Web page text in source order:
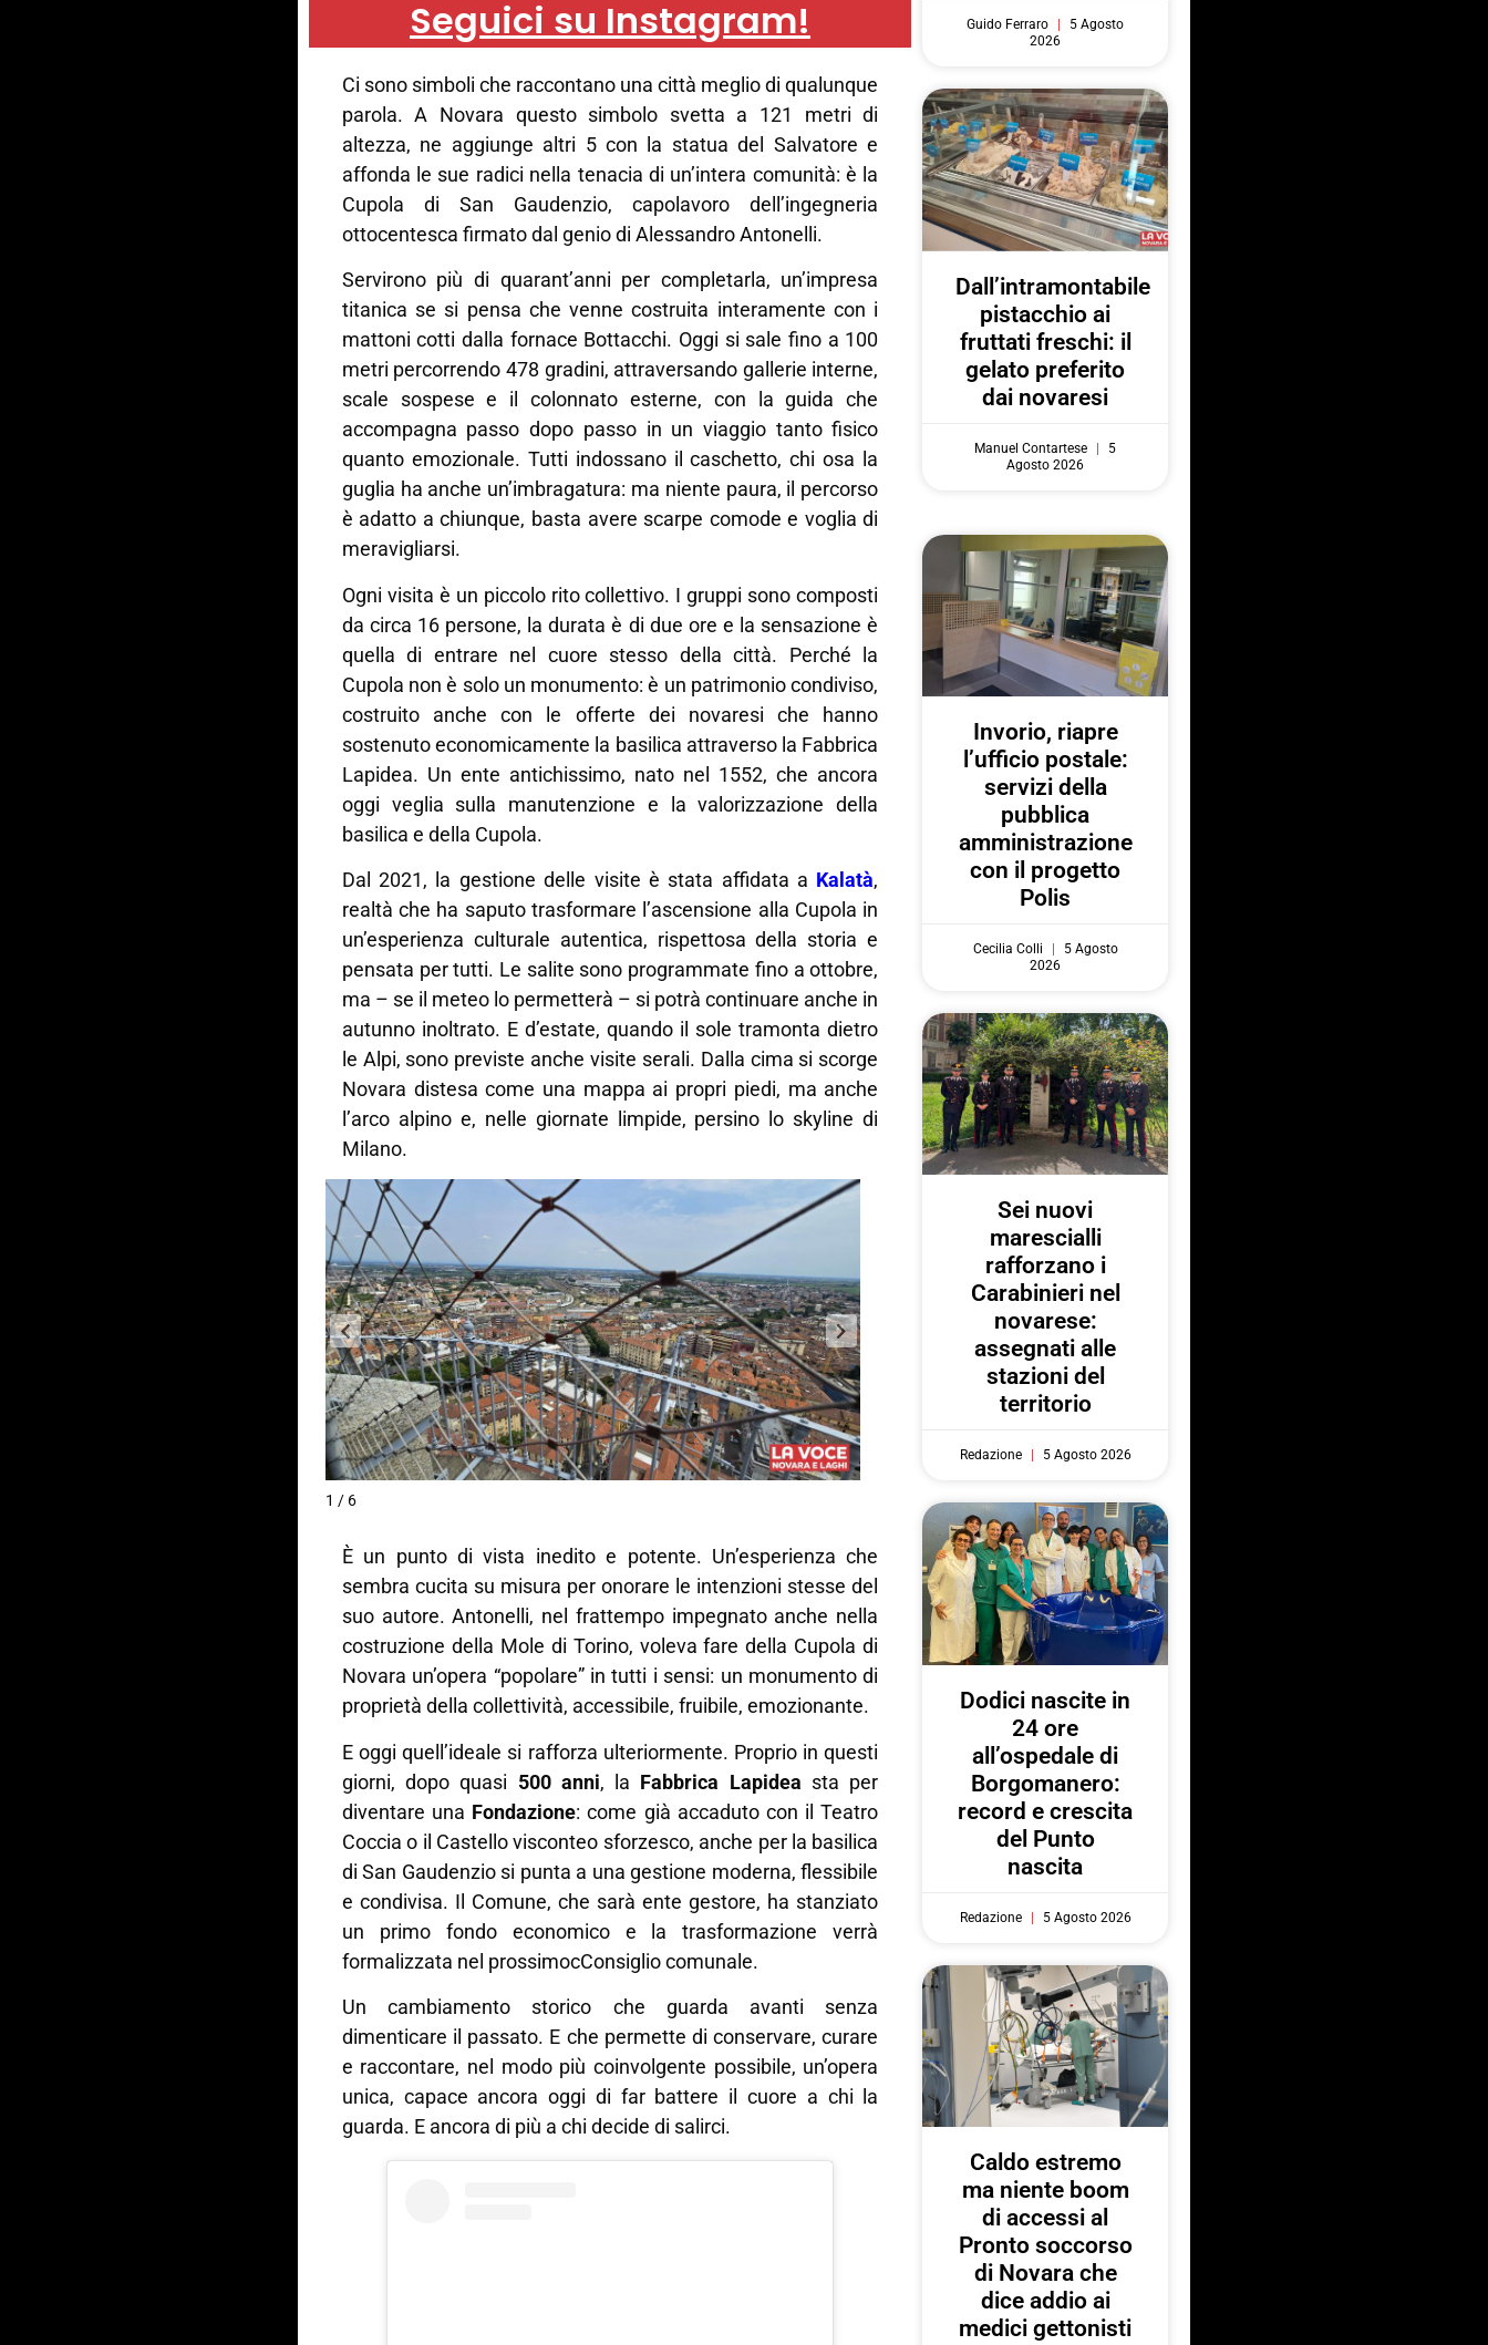
Seguici su Instagram!
Ci sono simboli che raccontano una città meglio di qualunque
parola. A Novara questo simbolo svetta a 121 metri di
altezza, ne aggiunge altri 5 con la statua del Salvatore e
affonda le sue radici nella tenacia di un’intera comunità: è la
Cupola di San Gaudenzio, capolavoro dell’ingegneria
ottocentesca firmato dal genio di Alessandro Antonelli.
Servirono più di quarant’anni per completarla, un’impresa
titanica se si pensa che venne costruita interamente con i
mattoni cotti dalla fornace Bottacchi. Oggi si sale fino a 100
metri percorrendo 478 gradini, attraversando gallerie interne,
scale sospese e il colonnato esterne, con la guida che
accompagna passo dopo passo in un viaggio tanto fisico
quanto emozionale. Tutti indossano il caschetto, chi osa la
guglia ha anche un’imbragatura: ma niente paura, il percorso
è adatto a chiunque, basta avere scarpe comode e voglia di
meravigliarsi.
Ogni visita è un piccolo rito collettivo. I gruppi sono composti
da circa 16 persone, la durata è di due ore e la sensazione è
quella di entrare nel cuore stesso della città. Perché la
Cupola non è solo un monumento: è un patrimonio condiviso,
costruito anche con le offerte dei novaresi che hanno
sostenuto economicamente la basilica attraverso la Fabbrica
Lapidea. Un ente antichissimo, nato nel 1552, che ancora
oggi veglia sulla manutenzione e la valorizzazione della
basilica e della Cupola.
Dal 2021, la gestione delle visite è stata affidata a Kalatà,
realtà che ha saputo trasformare l’ascensione alla Cupola in
un’esperienza culturale autentica, rispettosa della storia e
pensata per tutti. Le salite sono programmate fino a ottobre,
ma – se il meteo lo permetterà – si potrà continuare anche in
autunno inoltrato. E d’estate, quando il sole tramonta dietro
le Alpi, sono previste anche visite serali. Dalla cima si scorge
Novara distesa come una mappa ai propri piedi, ma anche
l’arco alpino e, nelle giornate limpide, persino lo skyline di
Milano.
1 / 6
È un punto di vista inedito e potente. Un’esperienza che
sembra cucita su misura per onorare le intenzioni stesse del
suo autore. Antonelli, nel frattempo impegnato anche nella
costruzione della Mole di Torino, voleva fare della Cupola di
Novara un’opera “popolare” in tutti i sensi: un monumento di
proprietà della collettività, accessibile, fruibile, emozionante.
E oggi quell’ideale si rafforza ulteriormente. Proprio in questi
giorni, dopo quasi 500 anni, la Fabbrica Lapidea sta per
diventare una Fondazione: come già accaduto con il Teatro
Coccia o il Castello visconteo sforzesco, anche per la basilica
di San Gaudenzio si punta a una gestione moderna, flessibile
e condivisa. Il Comune, che sarà ente gestore, ha stanziato
un primo fondo economico e la trasformazione verrà
formalizzata nel prossimocConsiglio comunale.
Un cambiamento storico che guarda avanti senza
dimenticare il passato. E che permette di conservare, curare
e raccontare, nel modo più coinvolgente possibile, un’opera
unica, capace ancora oggi di far battere il cuore a chi la
guarda. E ancora di più a chi decide di salirci.
Guido Ferraro
5 Agosto
2026
Dall’intramontabile
pistacchio ai
fruttati freschi: il
gelato preferito
dai novaresi
Manuel Contartese
5
Agosto 2026
Invorio, riapre
l’ufficio postale:
servizi della
pubblica
amministrazione
con il progetto
Polis
Cecilia Colli
5 Agosto
2026
Sei nuovi
marescialli
rafforzano i
Carabinieri nel
novarese:
assegnati alle
stazioni del
territorio
Redazione 5 Agosto 2026
Dodici nascite in
24 ore
all’ospedale di
Borgomanero:
record e crescita
del Punto
nascita
Redazione 5 Agosto 2026
Caldo estremo
ma niente boom
di accessi al
Pronto soccorso
di Novara che
dice addio ai
medici gettonisti